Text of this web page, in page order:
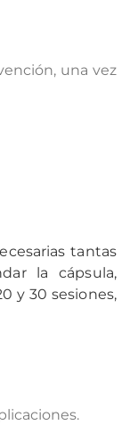
una vez
tantas
la cápsula,
y 30 sesiones,